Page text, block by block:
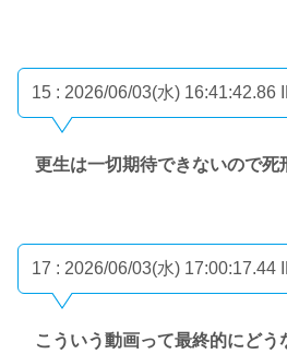
15 : 2026/06/03(水) 16:41:42.86
更生は一切期待できないので死
17 : 2026/06/03(水) 17:00:17.44
こういう動画って最終的にどう